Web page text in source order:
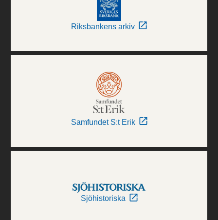
Riksbankens arkiv
Samfundet S:t Erik
Sjöhistoriska